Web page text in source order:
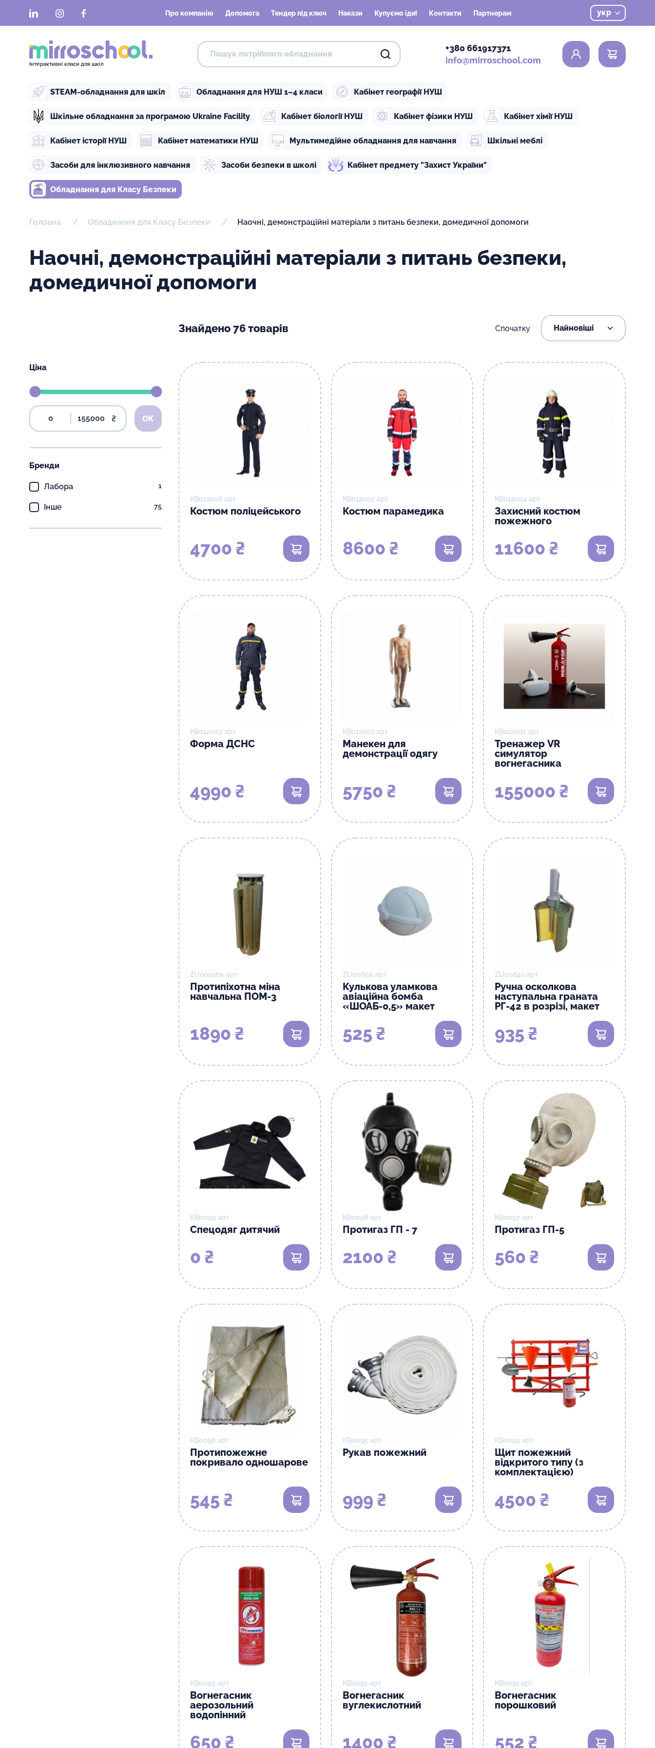
LinkedInInstagramFacebook Про компанію Допомога Тендер під ключ Накази Купуємо ідеї Контакти Партнерам укр
Інтерактивні класи для шкіл
+380 661917371
info@mirroschool.com
0
STEAM-обладнання для шкіл Обладнання для НУШ 1–4 класи Кабінет географії НУШ
Шкільне обладнання за програмою Ukraine Facility Кабінет біології НУШ Кабінет фізики НУШ Кабінет хімії НУШ
Кабінет історії НУШ Кабінет математики НУШ Мультимедійне обладнання для навчання Шкільні меблі
Засоби для інклюзивного навчання Засоби безпеки в школі Кабінет предмету "Захист України"
Обладнання для Класу Безпеки
Головна Обладнання для Класу Безпеки Наочні, демонстраційні матеріали з питань безпеки, домедичної допомоги
Наочні, демонстраційні матеріали з питань безпеки,
домедичної допомоги
Знайдено 76 товарів Спочатку
Ціна
₴ ОК
Бренди
Лабора 1
Інше 75
KB012006 арт
Костюм поліцейського
4700 ₴
KB012005 арт
Костюм парамедика
8600 ₴
KB012004 арт
Захисний костюм
пожежного
11600 ₴
KB012003 арт
Форма ДСНС
4990 ₴
KB012002 арт
Манекен для
демонстрації одягу
5750 ₴
KB012001 арт
Тренажер VR
симулятор
вогнегасника
155000 ₴
ZU00016в арт
Протипіхотна міна
навчальна ПОМ-3
1890 ₴
ZU0085а арт
Кулькова уламкова
авіаційна бомба
«ШОАБ-0,5» макет
525 ₴
ZU0084о арт
Ручна осколкова
наступальна граната
РГ-42 в розрізі, макет
935 ₴
KB0099 арт
Спецодяг дитячий
0 ₴
KB0098 арт
Протигаз ГП - 7
2100 ₴
KB0097 арт
Протигаз ГП-5
560 ₴
KB0096 арт
Протипожежне
покривало одношарове
545 ₴
KB0095 арт
Рукав пожежний
999 ₴
KB0094 арт
Щит пожежний
відкритого типу (з
комплектацією)
4500 ₴
KB0093 арт
Вогнегасник
аерозольний
водопінний
650 ₴
KB0092 арт
Вогнегасник
вуглекислотний
1400 ₴
KB0091 арт
Вогнегасник
порошковий
552 ₴